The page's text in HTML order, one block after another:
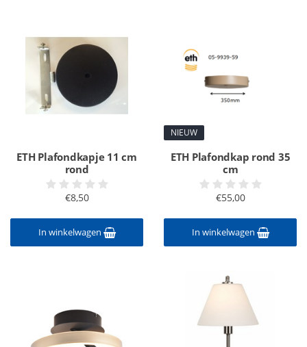
ETH Plafondkapje 11 cm
rond
€8,50
In winkelwagen
NIEUW
ETH Plafondkap rond 35
cm
€55,00
In winkelwagen